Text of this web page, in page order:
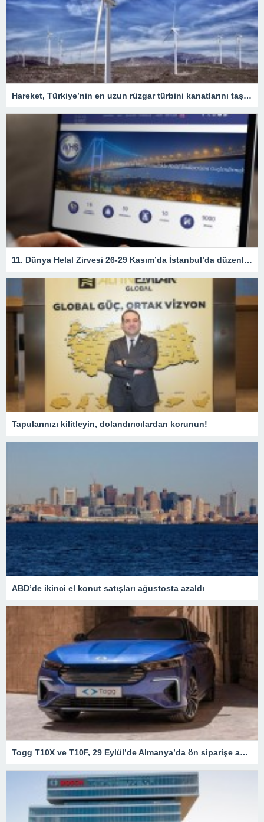
Hareket, Türkiye’nin en uzun rüzgar türbini kanatlarını taşıdı
11. Dünya Helal Zirvesi 26-29 Kasım’da İstanbul’da düzenlenecek
Tapularınızı kilitleyin, dolandırıcılardan korunun!
ABD’de ikinci el konut satışları ağustosta azaldı
Togg T10X ve T10F, 29 Eylül’de Almanya’da ön siparişe açılacak